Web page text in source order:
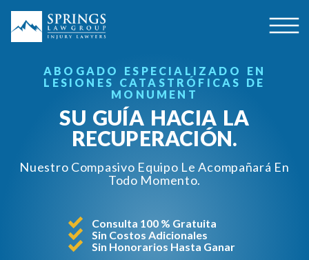
ABOGADO ESPECIALIZADO EN
LESIONES CATASTRÓFICAS DE
MONUMENT
SU GUÍA HACIA LA
RECUPERACIÓN.
Nuestro Compasivo Equipo Le Acompañará En
Todo Momento.
Consulta 100 % Gratuita
Sin Costos Adicionales
Sin Honorarios Hasta Ganar